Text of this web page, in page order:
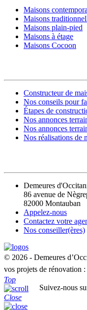
Maisons
Maisons
Maisons plain-pied
Maisons à étage
Maisons Cocoon
Constructeur de
Nos conseils pour
Étapes de
Nos annonces
Nos annonces
Nos réalisations de
Demeures
86 avenue de
82000 Montauban
Appelez-nous
Contactez votre
Nos conseiller(ères)
© 2026 - Demeures
vos projets de rénovation :
Suivez-nous
Top
Close